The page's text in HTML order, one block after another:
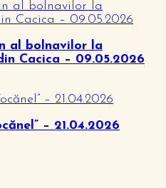
al bolnavilor la
Cacica – 09.05.2026
– 21.04.2026